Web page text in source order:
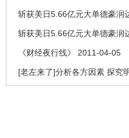
斩获美日5.66亿元大单德豪润
斩获美日5.66亿元大单德豪润
《财经夜行线》 2011-04-05
[老左来了]分析各方因素 探究